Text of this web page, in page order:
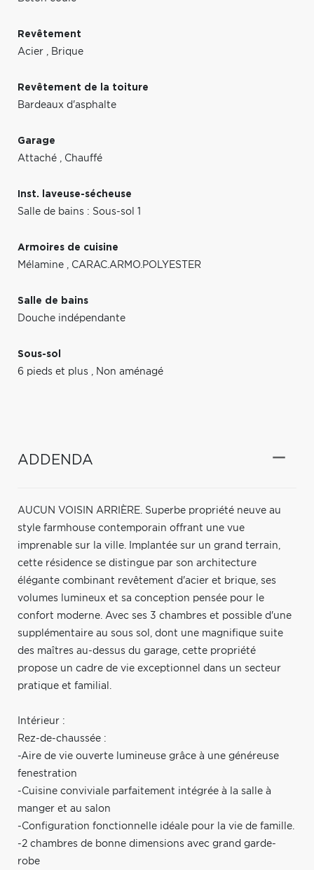
Revêtement
Acier , Brique
Revêtement de la toiture
Bardeaux d'asphalte
Garage
Attaché , Chauffé
Inst. laveuse-sécheuse
Salle de bains : Sous-sol 1
Armoires de cuisine
Mélamine , CARAC.ARMO.POLYESTER
Salle de bains
Douche indépendante
Sous-sol
6 pieds et plus , Non aménagé
ADDENDA
AUCUN VOISIN ARRIÈRE. Superbe propriété neuve au
style farmhouse contemporain offrant une vue
imprenable sur la ville. Implantée sur un grand terrain,
cette résidence se distingue par son architecture
élégante combinant revêtement d'acier et brique, ses
volumes lumineux et sa conception pensée pour le
confort moderne. Avec ses 3 chambres et possible d'une
supplémentaire au sous sol, dont une magnifique suite
des maîtres au-dessus du garage, cette propriété
propose un cadre de vie exceptionnel dans un secteur
pratique et familial.
Intérieur :
Rez-de-chaussée :
-Aire de vie ouverte lumineuse grâce à une généreuse
fenestration
-Cuisine conviviale parfaitement intégrée à la salle à
manger et au salon
-Configuration fonctionnelle idéale pour la vie de famille.
-2 chambres de bonne dimensions avec grand garde-
robe